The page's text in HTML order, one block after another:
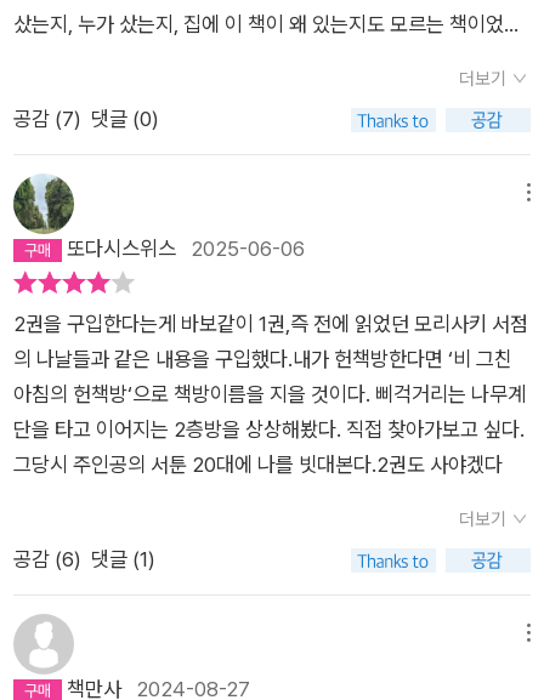
샀는지, 누가 샀는지, 집에 이 책이 왜 있는지도 모르는 책이었다.
다.그런데 아니었다. 나는 이렇게 책에 빠져들 수 있나 싶을 정도
로 빠져들었고, 어느새 남은 책장이 몇십 쪽도 되지 않는 것을 깨
달았다. 창밖을 바라보니 어스름한 새벽이었다. 그때 문득 그런
생각이 들더라. '사람들이 이래서 책을 읽는구나.'10년도 한참 지
났지만 그날의 밤은 기억에서 흐려지지 않았다. 사람마다 '책 읽
는 사람'이 된 날이 있다면 그날이 내게 그런 날이었을 거다. 출판
잊을 수 없는 그런 밤이.<비 그친 오후의 헌책방>은 줄거리나 분
위기, 캐릭터 등 모든 것을 떠나서 정말 오랜만에 각별하게 다가
오는 소설이었다. 내가 책벌레가 되었던 아름다운 그 순간에 대한
향수를 일으키기 때문이다. 책 좀 읽는다는 독서가라면 누구에게
나 각별하게 다가오는 책이 아닐까 싶다.
더보기
공감 (7) 댓글 (0)
또다시스위스 2025-06-06
2권을 구입한다는게 바보같이 1권,즉 전에 읽었던 모리사키 서점
의 나날들과 같은 내용을 구입했다.내가 헌책방한다면 ‘비 그친
아침의 헌책방‘으로 책방이름을 지을 것이다. 삐걱거리는 나무계
단을 타고 이어지는 2층방을 상상해봤다. 직접 찾아가보고 싶다.
그당시 주인공의 서툰 20대에 나를 빗대본다.2권도 사야겠다
더보기
공감 (6) 댓글 (1)
책만사2024-08-27